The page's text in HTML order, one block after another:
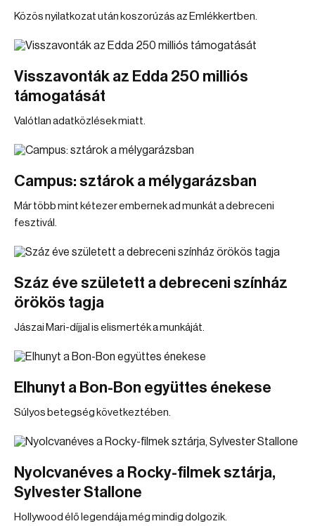
Közös nyilatkozat után koszorúzás az Emlékkertben.
Visszavonták az Edda 250 milliós
támogatását
Valótlan adatközlések miatt.
Campus: sztárok a mélygarázsban
Már több mint kétezer embernek ad munkát a debreceni
fesztivál.
Száz éve született a debreceni színház
örökös tagja
Jászai Mari-díjjal is elismerték a munkáját.
Elhunyt a Bon-Bon együttes énekese
Súlyos betegség következtében.
Nyolcvanéves a Rocky-filmek sztárja,
Sylvester Stallone
Hollywood élő legendája még mindig dolgozik.